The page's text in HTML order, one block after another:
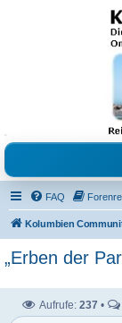
grosse
Freunde
Reisen, Auswandern,
Austausch, Erfahrungen
FAQ
Kolumbien
„Erben der
Aufrufe: 237 •